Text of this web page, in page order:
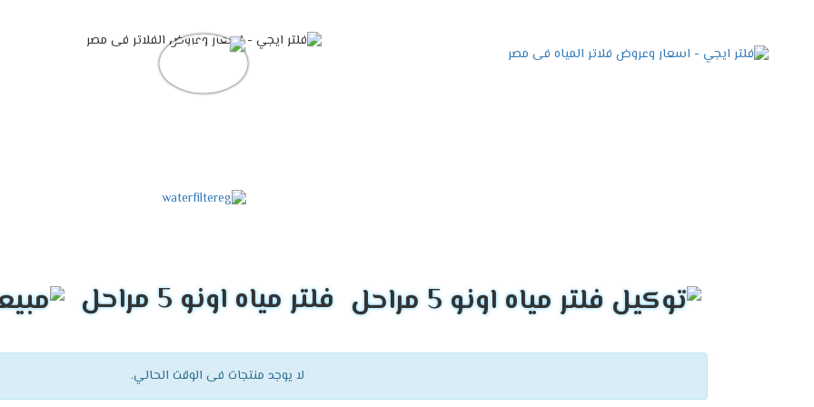
فلتر مياه اونو 5 مراحل
لا يوجد منتجات فى الوقت الحالي.